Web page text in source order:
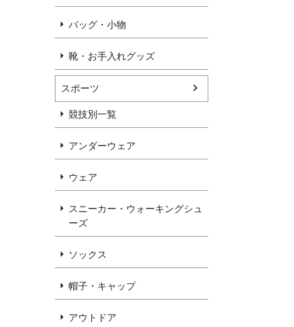
バッグ・小物
靴・お手入れグッズ
スポーツ
競技別一覧
アンダーウェア
ウェア
スニーカー・ウォーキングシュ
ーズ
ソックス
帽子・キャップ
アウトドア